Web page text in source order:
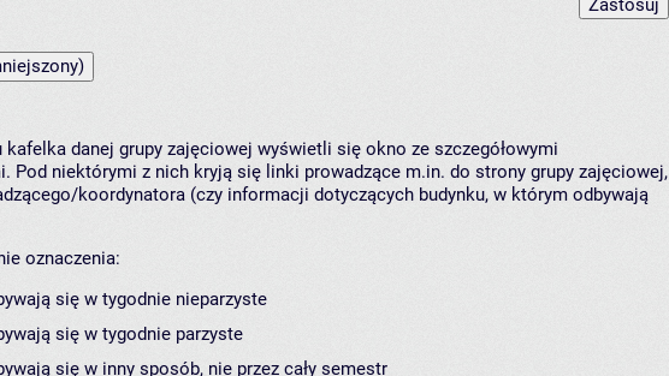
danej grupy zajęciowej wyświetli się okno ze szczegółowymi
Pod niektórymi z nich kryją się linki prowadzące m.in. do strony grupy zajęciowej,
koordynatora (czy informacji dotyczących budynku, w którym odbywają
oznaczenia:
się w tygodnie nieparzyste
się w tygodnie parzyste
się w inny sposób, nie przez cały semestr